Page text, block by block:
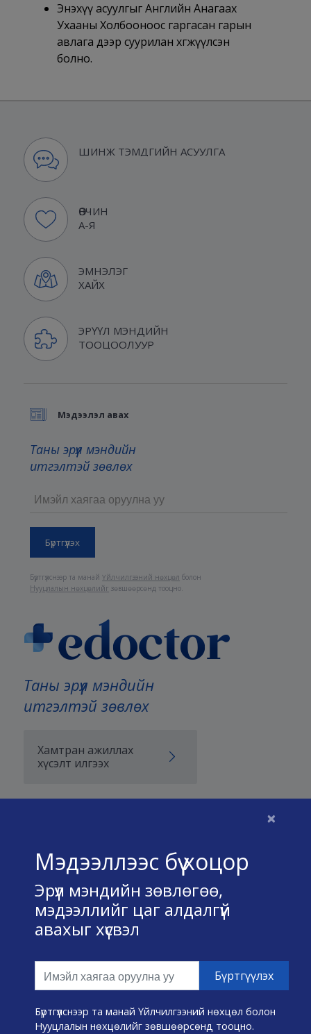
Энэхүү асуулгыг Английн Анагаах
Ухааны Холбооноос гаргасан гарын
авлага дээр суурилан хөгжүүлсэн
болно.
×
Мэдээллээс бүү хоцор
Эрүүл мэндийн зөвлөгөө,
мэдээллийг цаг алдалгүй
авахыг хүсвэл
Бүртгүүлснээр та манай Үйлчилгээний нөхцөл болон
Нууцлалын нөхцөлийг зөвшөөрсөнд тооцно.
ШИНЖ ТЭМДГИЙН АСУУЛГА
ӨВЧИН
А-Я
ЭМНЭЛЭГ
ХАЙХ
ЭРҮҮЛ МЭНДИЙН
ТООЦООЛУУР
Таны эрүүл мэндийн
итгэлтэй зөвлөх
Хамтран ажиллах
хүсэлт илгээх
Үйлчилгээний нөхцөл
Нууц хадгалах тухай
Холбоо барих
Өвчин А-Я
Эмнэлэг хайх
Мэдээлэл авах
Таны эрүүл мэндийн
итгэлтэй зөвлөх
Бүртгүүлснээр та манайҮйлчилгээний нөхцөл болон
Нууцлалын нөхцөлийг зөвшөөрсөнд тооцно.